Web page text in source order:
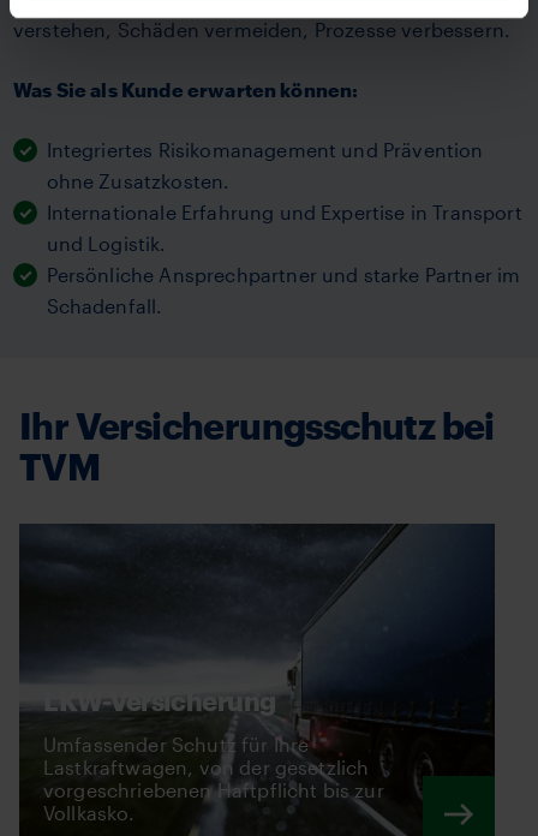
verstehen, Schäden vermeiden, Prozesse verbessern.
Was Sie als Kunde erwarten können:
Integriertes Risikomanagement und Prävention
ohne Zusatzkosten.
Internationale Erfahrung und Expertise in Transport
und Logistik.
Persönliche Ansprechpartner und starke Partner im
Schadenfall.
Ihr Versicherungsschutz bei
TVM
LKW-Versicherung
Umfassender Schutz für Ihre
Lastkraftwagen, von der gesetzlich
vorgeschriebenen Haftpflicht bis zur
Vollkasko.